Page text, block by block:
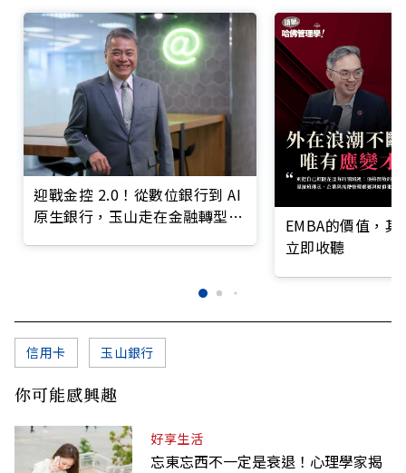
迎戰金控 2.0！從數位銀行到 AI
原生銀行，玉山走在金融轉型最
EMBA的價值，
立即收聽
信用卡 玉山銀行
你可能感興趣
好享生活
忘東忘西不一定是衰退！心理學家揭